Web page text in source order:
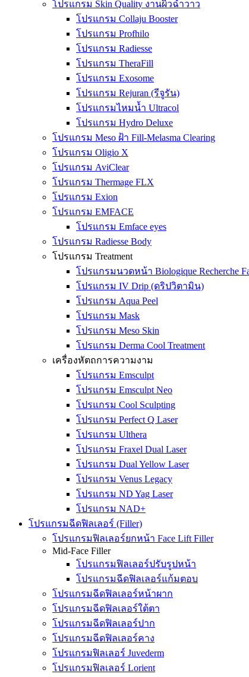
โปรแกรม Skin Quality งานผิวฉ่ำวาว
โปรแกรม Collaju Booster
โปรแกรม Profhilo
โปรแกรม Radiesse
โปรแกรม TheraFill
โปรแกรม Exosome
โปรแกรม Rejuran (รีจูรัน)
โปรแกรมไหมน้ำ Ultracol
โปรแกรม Hydro Deluxe
โปรแกรม Meso ฝ้า Fill-Melasma Clearing
โปรแกรม Oligio X
โปรแกรม AviClear
โปรแกรม Thermage FLX
โปรแกรม Exion
โปรแกรม EMFACE
โปรแกรม Emface eyes
โปรแกรม Radiesse Body
โปรแกรม Treatment
โปรแกรมนวดหน้า Biologique Recherche
โปรแกรม IV Drip (ดริปวิตามิน)
โปรแกรม Aqua Peel
โปรแกรม Mask
โปรแกรม Meso Skin
โปรแกรม Derma Cool Treatment
เครื่องหัตถการความงาม
โปรแกรม Emsculpt
โปรแกรม Emsculpt Neo
โปรแกรม Cool Sculpting
โปรแกรม Perfect Q Laser
โปรแกรม Ulthera
โปรแกรม Fraxel Dual Laser
โปรแกรม Dual Yellow Laser
โปรแกรม Venus Legacy
โปรแกรม ND Yag Laser
โปรแกรม NAD+
โปรแกรมฉีดฟิลเลอร์ (Filler)
โปรแกรมฟิลเลอร์ยกหน้า Face Lift Filler
Mid-Face Filler
โปรแกรมฟิลเลอร์ปรับรูปหน้า
โปรแกรมฉีดฟิลเลอร์แก้มตอบ
โปรแกรมฉีดฟิลเลอร์หน้าผาก
โปรแกรมฉีดฟิลเลอร์ใต้ตา
โปรแกรมฉีดฟิลเลอร์ปาก
โปรแกรมฉีดฟิลเลอร์คาง
โปรแกรมฟิลเลอร์ Juvederm
โปรแกรมฟิลเลอร์ Lorient